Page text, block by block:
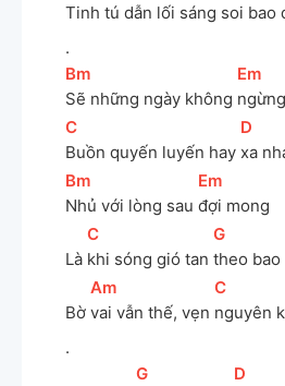
Tinh tú dẫn lối sáng soi bao
.
[Bm
Sẽ những ngày không
[Em
[
C
Buồn quyến luyến hay
[D
xa
[Bm
Nhủ với lòng sau
[Em
đợi mong
Là
[
C
khi sóng gió tan
[
G
theo bao
Bờ
[
Am
vai vẫn thế, vẹn
[
C
nguyên
.
[
G [D